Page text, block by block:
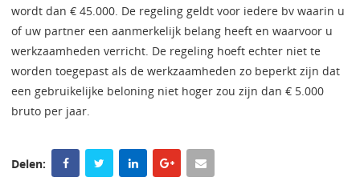
wordt dan € 45.000. De regeling geldt voor iedere bv waarin u
of uw partner een aanmerkelijk belang heeft en waarvoor u
werkzaamheden verricht. De regeling hoeft echter niet te
worden toegepast als de werkzaamheden zo beperkt zijn dat
een gebruikelijke beloning niet hoger zou zijn dan € 5.000
bruto per jaar.
Delen: